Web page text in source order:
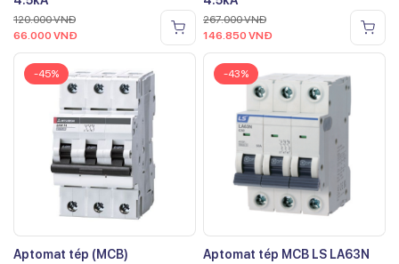
120.000VNĐ
66.000 VNĐ
267.000VNĐ
146.850 VNĐ
-45%
Aptomat tép (MCB)
-43%
Aptomat tép MCB LS LA63N